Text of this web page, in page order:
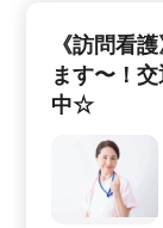
遇＞ 特に50
ています。経
人ホームでの
夜勤なしの勤
す。 ＜業務
外出の付き添
食事や排泄の
るサポートを
《訪問看
ます〜！
中☆